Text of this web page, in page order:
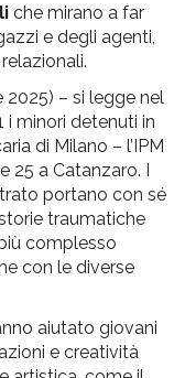
che mirano a far
e degli agenti,
– si legge nel
i minori detenuti in
di Milano – l’IPM
25 a Catanzaro. I
portano con sé
traumatiche
complesso
con le diverse
aiutato giovani
e creatività